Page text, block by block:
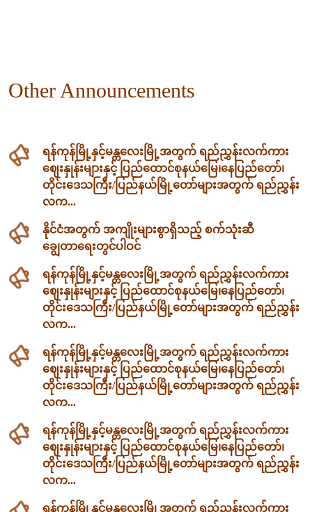
Other Announcements
ရန်ကုန်မြို့နှင့်မန္တလေးမြို့အတွက် ရည်ညွှန်းလက်ကား
ဈေးနှုန်းများနှင့် ပြည်ထောင်စုနယ်မြေ၊နေပြည်တော်၊
တိုင်းဒေသကြီး/ပြည်နယ်မြို့တော်များအတွက် ရည်ညွှန်း
လက...
နိုင်ငံအတွက် အကျိုးများစွာရှိသည့် စက်သုံးဆီ
ချွေတာရေးတွင်ပါဝင်
ရန်ကုန်မြို့နှင့်မန္တလေးမြို့အတွက် ရည်ညွှန်းလက်ကား
ဈေးနှုန်းများနှင့် ပြည်ထောင်စုနယ်မြေ၊နေပြည်တော်၊
တိုင်းဒေသကြီး/ပြည်နယ်မြို့တော်များအတွက် ရည်ညွှန်း
လက...
ရန်ကုန်မြို့နှင့်မန္တလေးမြို့အတွက် ရည်ညွှန်းလက်ကား
ဈေးနှုန်းများနှင့် ပြည်ထောင်စုနယ်မြေ၊နေပြည်တော်၊
တိုင်းဒေသကြီး/ပြည်နယ်မြို့တော်များအတွက် ရည်ညွှန်း
လက...
ရန်ကုန်မြို့နှင့်မန္တလေးမြို့အတွက် ရည်ညွှန်းလက်ကား
ဈေးနှုန်းများနှင့် ပြည်ထောင်စုနယ်မြေ၊နေပြည်တော်၊
တိုင်းဒေသကြီး/ပြည်နယ်မြို့တော်များအတွက် ရည်ညွှန်း
လက...
ရန်ကုန်မြို့နှင့်မန္တလေးမြို့အတွက် ရည်ညွှန်းလက်ကား